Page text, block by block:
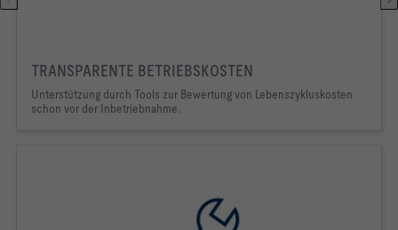
TRANSPARENTE BETRIEBSKOSTEN
Unterstützung durch Tools zur Bewertung von Lebenszykluskosten
schon vor der Inbetriebnahme.